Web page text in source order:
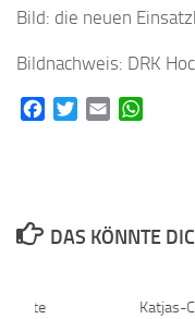
Bild: die neuen
Bildnachweis: DRK
FacebookTwitterEmail
DAS KÖNNTE
Katjas-